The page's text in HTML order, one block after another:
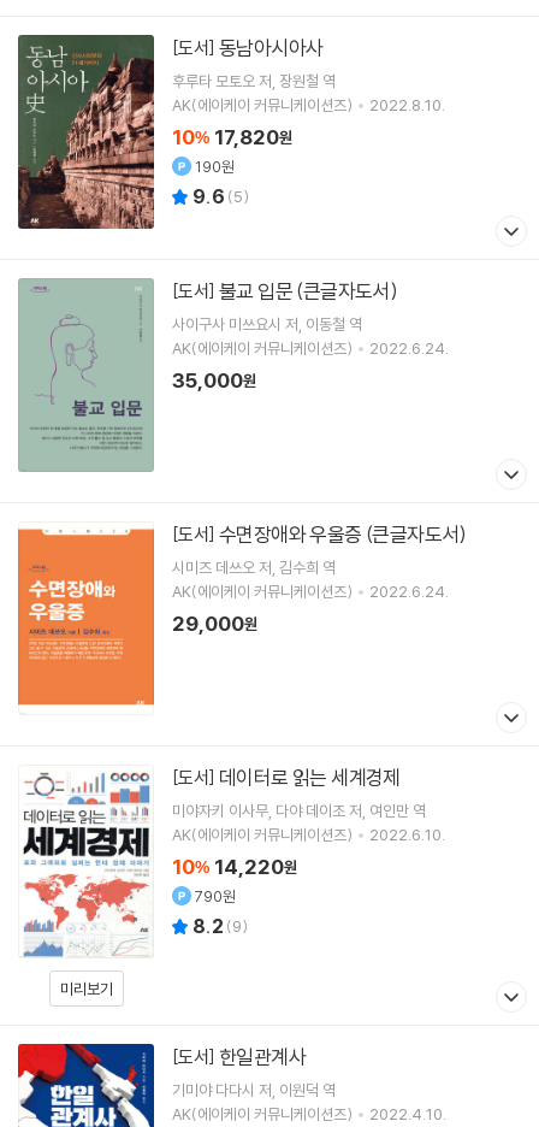
[도서] 동남아시아사
후루타 모토오 저 장원철 역
AK(에이케이 커뮤니케이션즈)
2022.8.10.
10% 17,820원
190원
9.6 (5)
[도서] 불교 입문 (큰글자도서)
사이구사 미쓰요시 저 이동철 역
AK(에이케이 커뮤니케이션즈)
2022.6.24.
35,000원
[도서] 수면장애와 우울증 (큰글자도서)
시미즈 데쓰오 저 김수희 역
AK(에이케이 커뮤니케이션즈)
2022.6.24.
29,000원
미리보기
[도서] 데이터로 읽는 세계경제
미야자키 이사무 다야 데이조 저 여인만 역
AK(에이케이 커뮤니케이션즈)
2022.6.10.
10% 14,220원
790원
8.2 (9)
[도서] 한일관계사
기미야 다다시 저 이원덕 역
AK(에이케이 커뮤니케이션즈)
2022.4.10.